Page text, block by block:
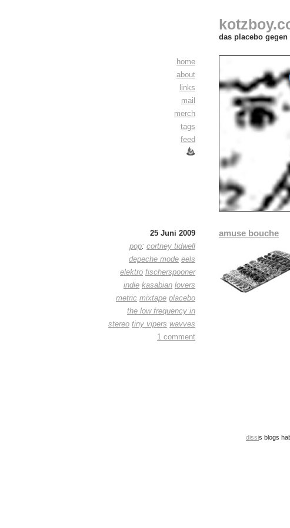
das placebo
home
about
links
mail
merch
tags
feed
25 Juni 2009
pop: cortney tidwell
depeche mode eels
elektro fischerspooner
indie kasabian lovers
metric mixtape placebo
the low frequency in
stereo tiny vipers wavves
1 comment
amuse bouche
dissis blogs